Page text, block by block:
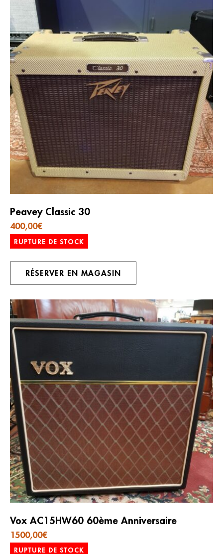
Peavey Classic 30
400,00€
RUPTURE DE STOCK
RÉSERVER EN MAGASIN
Vox AC15HW60 60ème Anniversaire
1500,00€
RUPTURE DE STOCK